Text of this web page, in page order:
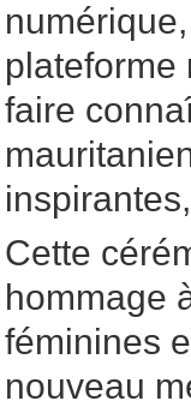
plateforme
faire
Cette
hommage
féminines
nouveau